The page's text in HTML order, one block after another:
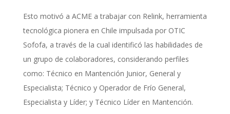
Esto motivó a ACME a trabajar con Relink, herramienta
tecnológica pionera en Chile impulsada por OTIC
Sofofa, a través de la cual identificó las habilidades de
un grupo de colaboradores, considerando perfiles
como: Técnico en Mantención Junior, General y
Especialista; Técnico y Operador de Frío General,
Especialista y Líder; y Técnico Líder en Mantención.